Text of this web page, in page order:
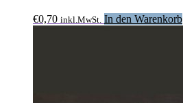
€0,70 inkl.MwSt. In den Warenkorb